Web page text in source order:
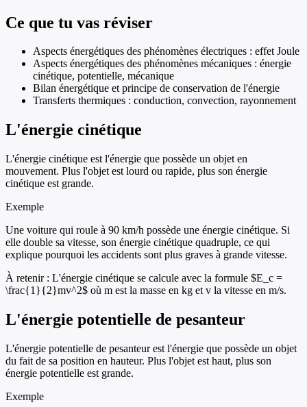
Ce que tu vas réviser
Aspects énergétiques des phénomènes électriques : effet Joule
Aspects énergétiques des phénomènes mécaniques : énergie
cinétique, potentielle, mécanique
Bilan énergétique et principe de conservation de l'énergie
Transferts thermiques : conduction, convection, rayonnement
L'énergie cinétique
L'énergie cinétique est l'énergie que possède un objet en
mouvement. Plus l'objet est lourd ou rapide, plus son énergie
cinétique est grande.
Exemple
Une voiture qui roule à 90 km/h possède une énergie cinétique. Si
elle double sa vitesse, son énergie cinétique quadruple, ce qui
explique pourquoi les accidents sont plus graves à grande vitesse.
À retenir : L'énergie cinétique se calcule avec la formule $E_c =
\frac{1}{2}mv^2$ où m est la masse en kg et v la vitesse en m/s.
L'énergie potentielle de pesanteur
L'énergie potentielle de pesanteur est l'énergie que possède un objet
du fait de sa position en hauteur. Plus l'objet est haut, plus son
énergie potentielle est grande.
Exemple